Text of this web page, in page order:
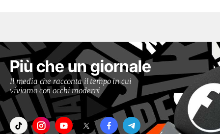
Più che un giornale
Il media che racconta il tempo in cui
viviamo con occhi moderni